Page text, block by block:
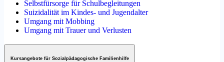
Selbstfürsorge für Schulbegleitungen
Suizidalität im Kindes- und Jugendalter
Umgang mit Mobbing
Umgang mit Trauer und Verlusten
Kursangebote für Sozialpädagogische Familienhilfe